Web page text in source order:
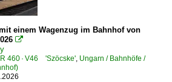
einem Wagenzug im Bahnhof von

460 · V46 'Szöcske', Ungarn / Bahnhöfe /